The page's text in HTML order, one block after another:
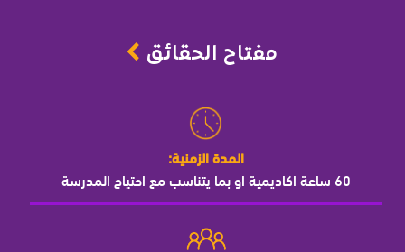
مفتاح الحقائق
المدة الزمنية:
60 ساعة اكاديمية او بما يتناسب مع احتياج المدرسة